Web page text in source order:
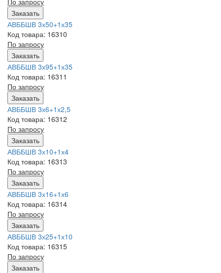
Заказать
АВББШВ 3х50+1х35
Код товара: 16310
По запросу
Заказать
АВББШВ 3х95+1х35
Код товара: 16311
По запросу
Заказать
АВББШВ 3х6+1х2,5
Код товара: 16312
По запросу
Заказать
АВББШВ 3х10+1х4
Код товара: 16313
По запросу
Заказать
АВББШВ 3х16+1х6
Код товара: 16314
По запросу
Заказать
АВББШВ 3х25+1х10
Код товара: 16315
По запросу
Заказать